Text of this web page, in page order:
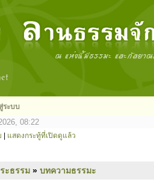
ระบบ
08:22
แสดงกระทู้ที่เปิดดูแล้ว
ะธรรม » บทความธรรมะ